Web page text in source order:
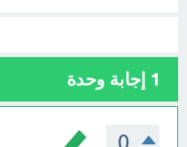
1 إجابة وحدة